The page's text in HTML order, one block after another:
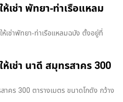
ห้เช่า พัทยา-ท่าเรือแหลม
เช่าพัทยา-ท่าเรือแหลมฉบัง ตั้งอยู่ที่
ห้เช่า นาดี สมุทรสาคร 300
าคร 300 ตารางเมตร ขนาดโกดัง กว้าง